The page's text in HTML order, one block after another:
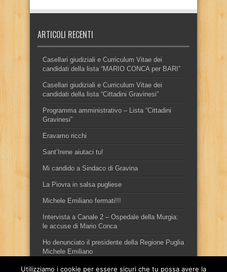
ARTICOLI RECENTI
Casellari giudiziali e Curriculum Vitae dei
candidati della lista “MARIO CONCA per BARI”
Casellari giudiziali e Curriculum Vitae dei
candidati della lista “Cittadini Gravinesi”
Programma amministrativo – Lista “Cittadini
Gravinesi”
Eravamo ricchi
Sant’Irene aiutaci tu!
Mi candido a Sindaco di Gravina
La Piovra in salsa pugliese
Michele Emiliano fermati!!!
Intervista a Canale 2 – Ospedale della Murgia:
le accuse di Mario Conca
Ho denunciato il presidente della Regione Puglia
Michele Emiliano
Utilizziamo i cookie per essere sicuri che tu possa avere la